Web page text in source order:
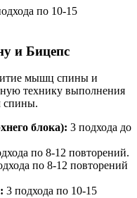
по 10-15
и Бицепс
мышц спины и
технику выполнения
спины.
блока): 3 подхода до
по 8-12 повторений.
по 8-12 повторений
3 подхода по 10-15